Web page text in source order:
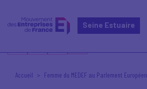
Seine Estuaire
Accueil Femme du MEDEF au Parlement Européen